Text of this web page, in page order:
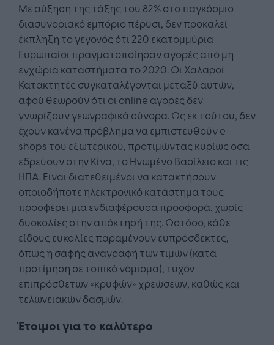
Με αύξηση της τάξης του 82% στο παγκόσμιο
διασυνοριακό εμπόριο πέρυσι, δεν προκαλεί
έκπληξη το γεγονός ότι 220 εκατομμύρια
Ευρωπαίοι πραγματοποίησαν αγορές από μη
εγχώρια καταστήματα το 2020. Οι Χαλαροί
Κατακτητές συγκαταλέγονται μεταξύ αυτών,
αφού θεωρούν ότι οι online αγορές δεν
γνωρίζουν γεωγραφικά σύνορα. Ως εκ τούτου, δεν
έχουν κανένα πρόβλημα να εμπιστευθούν e-
shops του εξωτερικού, προτιμώντας κυρίως όσα
εδρεύουν στην Κίνα, το Ηνωμένο Βασίλειο και τις
ΗΠΑ. Είναι διατεθειμένοι να κατακτήσουν
οποιοδήποτε ηλεκτρονικό κατάστημα τους
προσφέρει μια ενδιαφέρουσα προσφορά, χωρίς
δυσκολίες στην απόκτησή της. Ωστόσο, κάθε
είδους ευκολίες παραμένουν ευπρόσδεκτες,
όπως η σαφής αναγραφή των τιμών (κατά
προτίμηση σε τοπικό νόμισμα), τυχόν
επιπρόσθετων «κρυφών» χρεώσεων, καθώς και
τελωνειακών δασμών.
Έτοιμοι για το καλύτερο